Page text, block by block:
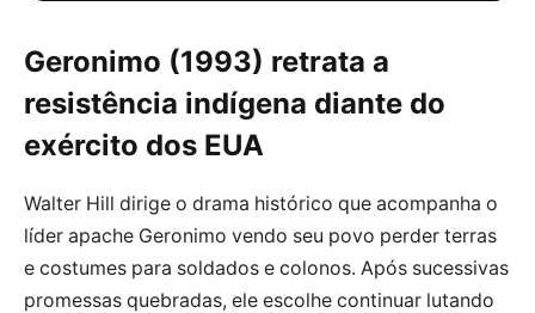
Geronimo (1993) retrata a
resistência indígena diante do
exército dos EUA
Walter Hill dirige o drama histórico que acompanha o
líder apache Geronimo vendo seu povo perder terras
e costumes para soldados e colonos. Após sucessivas
promessas quebradas, ele escolhe continuar lutando